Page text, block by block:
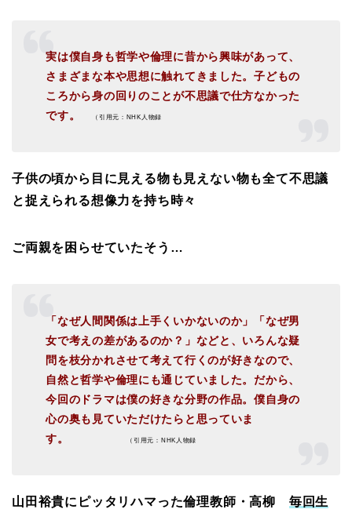
実は僕自身も哲学や倫理に昔から興味があって、
さまざまな本や思想に触れてきました。子どもの
ころから身の回りのことが不思議で仕方なかった
です。
（引用元：NHK人物録
子供の頃から目に見える物も見えない物も全て不思議
と捉えられる想像力を持ち時々
ご両親を困らせていたそう…
「なぜ人間関係は上手くいかないのか」「なぜ男
女で考えの差があるのか？」などと、いろんな疑
問を枝分かれさせて考えて行くのが好きなので、
自然と哲学や倫理にも通じていました。だから、
今回のドラマは僕の好きな分野の作品。僕自身の
心の奥も見ていただけたらと思っていま
す。
（引用元：NHK人物録
山田裕貴にピッタリハマった倫理教師・高柳 毎回生